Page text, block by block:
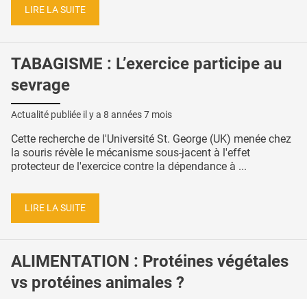
LIRE LA SUITE
TABAGISME : L’exercice participe au
sevrage
Actualité publiée il y a 8 années 7 mois
Cette recherche de l'Université St. George (UK) menée chez
la souris révèle le mécanisme sous-jacent à l'effet
protecteur de l'exercice contre la dépendance à ...
LIRE LA SUITE
ALIMENTATION : Protéines végétales
vs protéines animales ?